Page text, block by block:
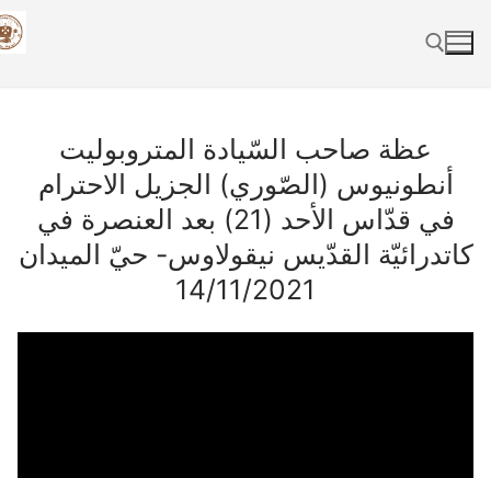
Skip
to
Search for:
عظة صاحب السّيادة المتروبوليت
أنطونيوس (الصّوري) الجزيل الاحترام
في قدّاس الأحد (21) بعد العنصرة في
كاتدرائيّة القدّيس نيقولاوس- حيّ الميدان
14/11/2021